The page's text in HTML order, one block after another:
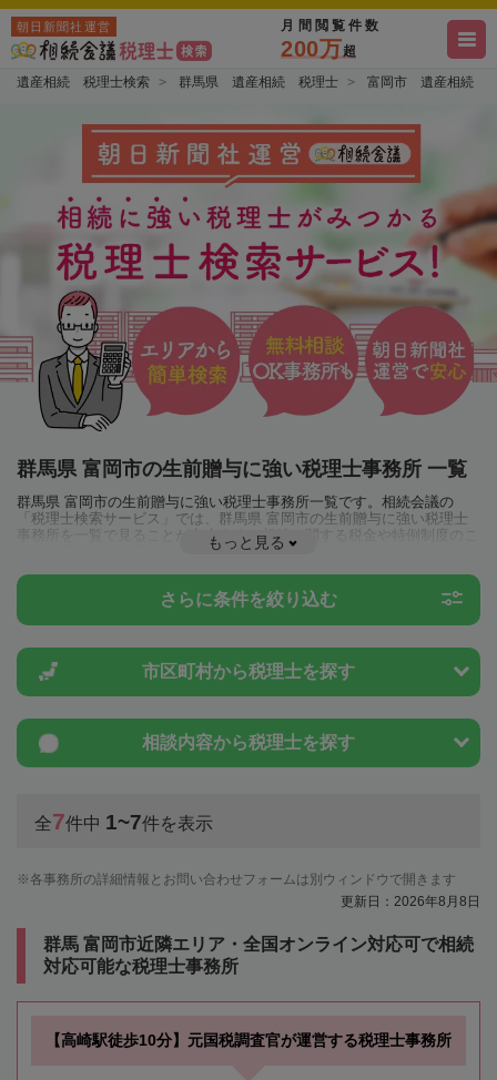
朝日新聞社運営 月間閲覧件数
200万超
遺産相続 税理士検索 群馬県 遺産相続 税理士 富岡市 遺産相続
群馬県 富岡市の生前贈与に強い税理士事務所 一覧
群馬県 富岡市の生前贈与に強い税理士事務所一覧です。相続会議の
「税理士検索サービス」では、群馬県 富岡市の生前贈与に強い税理士
事務所を一覧で見ることが出来ます。相続に関する税金や特例制度のこ
とは一度近隣の税理士に相談してみましょう。
もっと見る
さらに条件を絞り込む
市区町村から税理士を探す
相談内容から税理士を探す
全7件中 1~7件を表示
各事務所の詳細情報とお問い合わせフォームは別ウィンドウで開きます
更新日：2026年8月8日
群馬 富岡市近隣エリア・全国オンライン対応可で相続
対応可能な税理士事務所
【高崎駅徒歩10分】元国税調査官が運営する税理士事務所